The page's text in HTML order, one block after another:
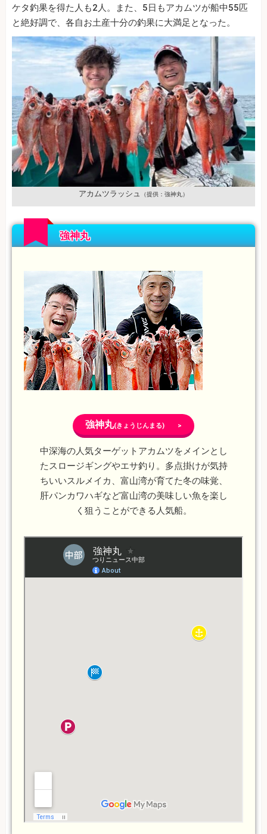
ケタ釣果を得た人も2人。また、5日もアカムツが船中55匹
と絶好調で、各自お土産十分の釣果に大満足となった。
アカムツラッシュ （提供：強神丸）
強神丸
強神丸(きょうじんまる) >
中深海の人気ターゲットアカムツをメインとし
たスロージギングやエサ釣り。多点掛けが気持
ちいいスルメイカ、富山湾が育てた冬の味覚、
肝パンカワハギなど富山湾の美味しい魚を楽し
く狙うことができる人気船。